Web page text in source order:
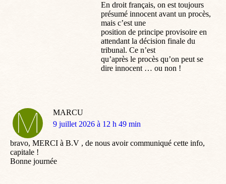
En droit français, on est toujours
présumé innocent avant un procès,
mais c’est une
position de principe provisoire en
attendant la décision finale du
tribunal. Ce n’est
qu’après le procès qu’on peut se
dire innocent … ou non !
MARCU
dit
9 juillet 2026 à 12 h 49 min
bravo, MERCI à B.V , de nous avoir communiqué cette info,
capitale !
Bonne journée